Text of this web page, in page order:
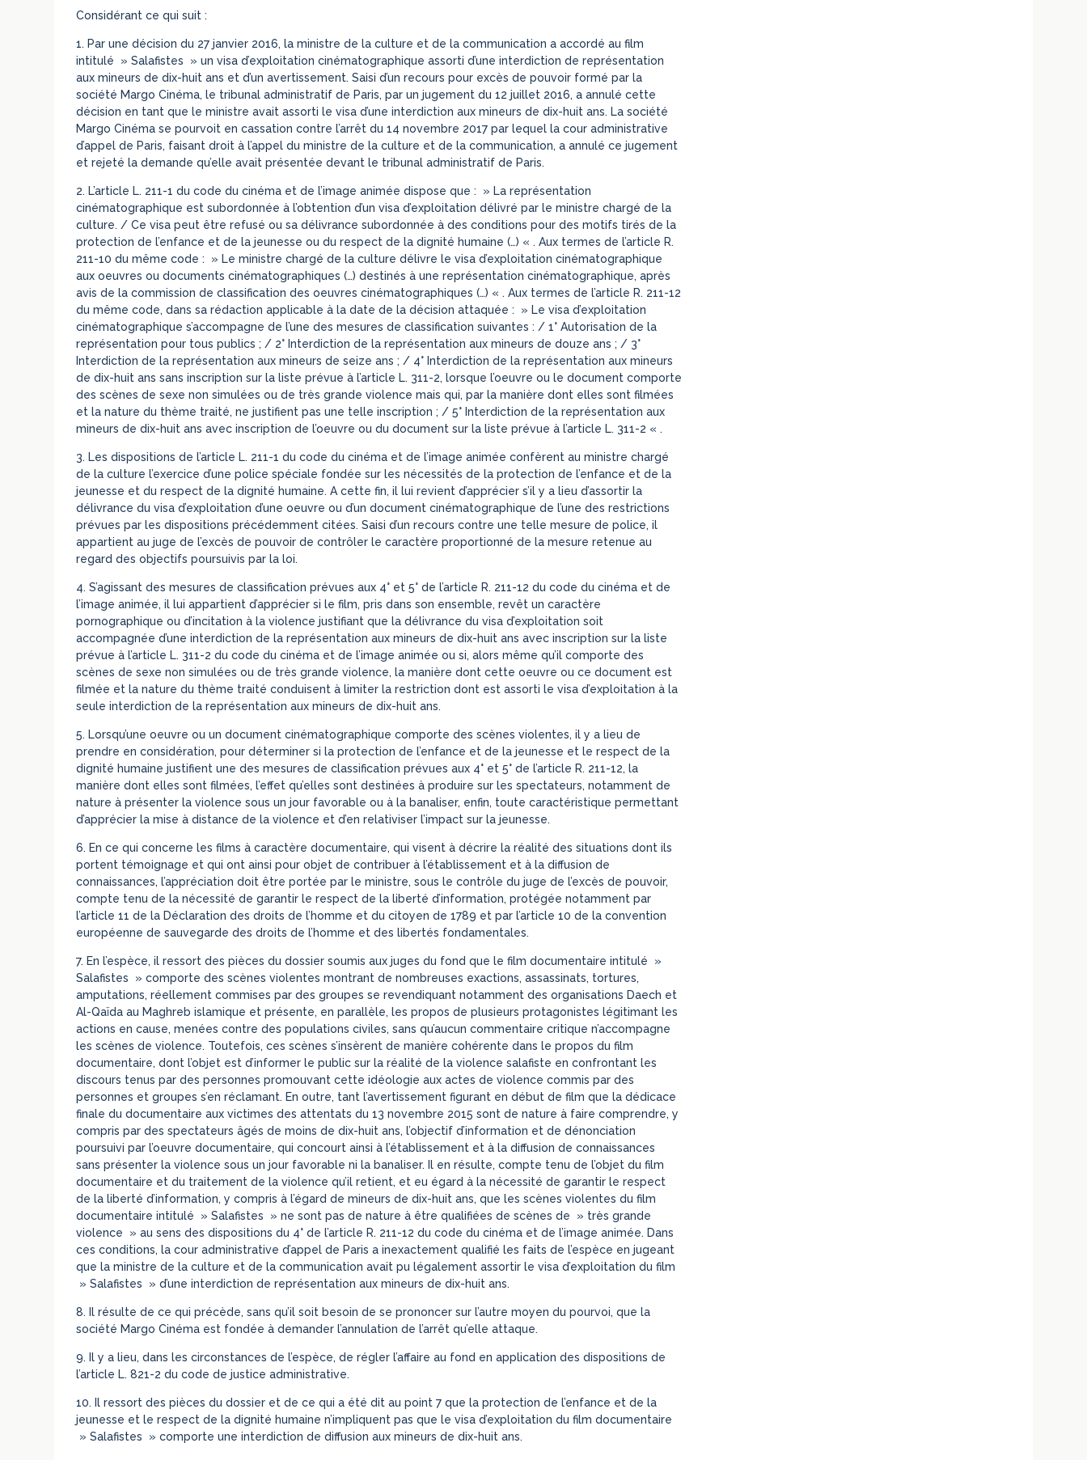
Considérant ce qui suit :
1. Par une décision du 27 janvier 2016, la ministre de la culture et de la communication a accordé au film
intitulé » Salafistes » un visa d’exploitation cinématographique assorti d’une interdiction de représentation
aux mineurs de dix-huit ans et d’un avertissement. Saisi d’un recours pour excès de pouvoir formé par la
société Margo Cinéma, le tribunal administratif de Paris, par un jugement du 12 juillet 2016, a annulé cette
décision en tant que le ministre avait assorti le visa d’une interdiction aux mineurs de dix-huit ans. La société
Margo Cinéma se pourvoit en cassation contre l’arrêt du 14 novembre 2017 par lequel la cour administrative
d’appel de Paris, faisant droit à l’appel du ministre de la culture et de la communication, a annulé ce jugement
et rejeté la demande qu’elle avait présentée devant le tribunal administratif de Paris.
2. L’article L. 211-1 du code du cinéma et de l’image animée dispose que : » La représentation
cinématographique est subordonnée à l’obtention d’un visa d’exploitation délivré par le ministre chargé de la
culture. / Ce visa peut être refusé ou sa délivrance subordonnée à des conditions pour des motifs tirés de la
protection de l’enfance et de la jeunesse ou du respect de la dignité humaine (…) « . Aux termes de l’article R.
211-10 du même code : » Le ministre chargé de la culture délivre le visa d’exploitation cinématographique
aux oeuvres ou documents cinématographiques (…) destinés à une représentation cinématographique, après
avis de la commission de classification des oeuvres cinématographiques (…) « . Aux termes de l’article R. 211-12
du même code, dans sa rédaction applicable à la date de la décision attaquée : » Le visa d’exploitation
cinématographique s’accompagne de l’une des mesures de classification suivantes : / 1° Autorisation de la
représentation pour tous publics ; / 2° Interdiction de la représentation aux mineurs de douze ans ; / 3°
Interdiction de la représentation aux mineurs de seize ans ; / 4° Interdiction de la représentation aux mineurs
de dix-huit ans sans inscription sur la liste prévue à l’article L. 311-2, lorsque l’oeuvre ou le document comporte
des scènes de sexe non simulées ou de très grande violence mais qui, par la manière dont elles sont filmées
et la nature du thème traité, ne justifient pas une telle inscription ; / 5° Interdiction de la représentation aux
mineurs de dix-huit ans avec inscription de l’oeuvre ou du document sur la liste prévue à l’article L. 311-2 « .
3. Les dispositions de l’article L. 211-1 du code du cinéma et de l’image animée confèrent au ministre chargé
de la culture l’exercice d’une police spéciale fondée sur les nécessités de la protection de l’enfance et de la
jeunesse et du respect de la dignité humaine. A cette fin, il lui revient d’apprécier s’il y a lieu d’assortir la
délivrance du visa d’exploitation d’une oeuvre ou d’un document cinématographique de l’une des restrictions
prévues par les dispositions précédemment citées. Saisi d’un recours contre une telle mesure de police, il
appartient au juge de l’excès de pouvoir de contrôler le caractère proportionné de la mesure retenue au
regard des objectifs poursuivis par la loi.
4. S’agissant des mesures de classification prévues aux 4° et 5° de l’article R. 211-12 du code du cinéma et de
l’image animée, il lui appartient d’apprécier si le film, pris dans son ensemble, revêt un caractère
pornographique ou d’incitation à la violence justifiant que la délivrance du visa d’exploitation soit
accompagnée d’une interdiction de la représentation aux mineurs de dix-huit ans avec inscription sur la liste
prévue à l’article L. 311-2 du code du cinéma et de l’image animée ou si, alors même qu’il comporte des
scènes de sexe non simulées ou de très grande violence, la manière dont cette oeuvre ou ce document est
filmée et la nature du thème traité conduisent à limiter la restriction dont est assorti le visa d’exploitation à la
seule interdiction de la représentation aux mineurs de dix-huit ans.
5. Lorsqu’une oeuvre ou un document cinématographique comporte des scènes violentes, il y a lieu de
prendre en considération, pour déterminer si la protection de l’enfance et de la jeunesse et le respect de la
dignité humaine justifient une des mesures de classification prévues aux 4° et 5° de l’article R. 211-12, la
manière dont elles sont filmées, l’effet qu’elles sont destinées à produire sur les spectateurs, notamment de
nature à présenter la violence sous un jour favorable ou à la banaliser, enfin, toute caractéristique permettant
d’apprécier la mise à distance de la violence et d’en relativiser l’impact sur la jeunesse.
6. En ce qui concerne les films à caractère documentaire, qui visent à décrire la réalité des situations dont ils
portent témoignage et qui ont ainsi pour objet de contribuer à l’établissement et à la diffusion de
connaissances, l’appréciation doit être portée par le ministre, sous le contrôle du juge de l’excès de pouvoir,
compte tenu de la nécessité de garantir le respect de la liberté d’information, protégée notamment par
l’article 11 de la Déclaration des droits de l’homme et du citoyen de 1789 et par l’article 10 de la convention
européenne de sauvegarde des droits de l’homme et des libertés fondamentales.
7. En l’espèce, il ressort des pièces du dossier soumis aux juges du fond que le film documentaire intitulé »
Salafistes » comporte des scènes violentes montrant de nombreuses exactions, assassinats, tortures,
amputations, réellement commises par des groupes se revendiquant notamment des organisations Daech et
Al-Qaïda au Maghreb islamique et présente, en parallèle, les propos de plusieurs protagonistes légitimant les
actions en cause, menées contre des populations civiles, sans qu’aucun commentaire critique n’accompagne
les scènes de violence. Toutefois, ces scènes s’insèrent de manière cohérente dans le propos du film
documentaire, dont l’objet est d’informer le public sur la réalité de la violence salafiste en confrontant les
discours tenus par des personnes promouvant cette idéologie aux actes de violence commis par des
personnes et groupes s’en réclamant. En outre, tant l’avertissement figurant en début de film que la dédicace
finale du documentaire aux victimes des attentats du 13 novembre 2015 sont de nature à faire comprendre, y
compris par des spectateurs âgés de moins de dix-huit ans, l’objectif d’information et de dénonciation
poursuivi par l’oeuvre documentaire, qui concourt ainsi à l’établissement et à la diffusion de connaissances
sans présenter la violence sous un jour favorable ni la banaliser. Il en résulte, compte tenu de l’objet du film
documentaire et du traitement de la violence qu’il retient, et eu égard à la nécessité de garantir le respect
de la liberté d’information, y compris à l’égard de mineurs de dix-huit ans, que les scènes violentes du film
documentaire intitulé » Salafistes » ne sont pas de nature à être qualifiées de scènes de » très grande
violence » au sens des dispositions du 4° de l’article R. 211-12 du code du cinéma et de l’image animée. Dans
ces conditions, la cour administrative d’appel de Paris a inexactement qualifié les faits de l’espèce en jugeant
que la ministre de la culture et de la communication avait pu légalement assortir le visa d’exploitation du film
» Salafistes » d’une interdiction de représentation aux mineurs de dix-huit ans.
8. Il résulte de ce qui précède, sans qu’il soit besoin de se prononcer sur l’autre moyen du pourvoi, que la
société Margo Cinéma est fondée à demander l’annulation de l’arrêt qu’elle attaque.
9. Il y a lieu, dans les circonstances de l’espèce, de régler l’affaire au fond en application des dispositions de
l’article L. 821-2 du code de justice administrative.
10. Il ressort des pièces du dossier et de ce qui a été dit au point 7 que la protection de l’enfance et de la
jeunesse et le respect de la dignité humaine n’impliquent pas que le visa d’exploitation du film documentaire
» Salafistes » comporte une interdiction de diffusion aux mineurs de dix-huit ans.